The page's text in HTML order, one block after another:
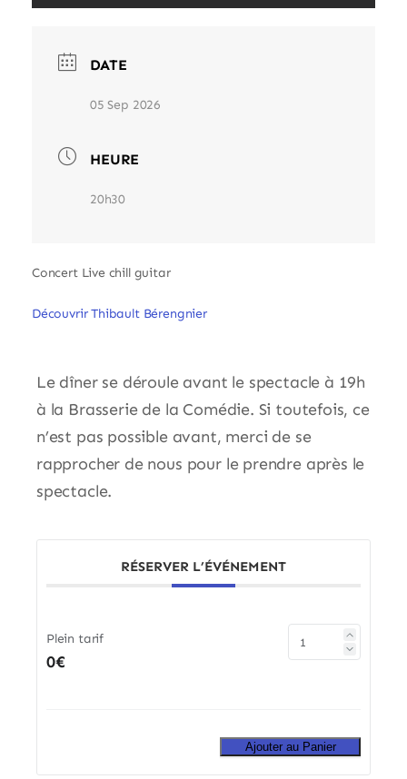
DATE
05 Sep 2026
HEURE
20h30
Concert Live chill guitar
Découvrir Thibault Bérengnier
Le dîner se déroule avant le spectacle à 19h
à la Brasserie de la Comédie. Si toutefois, ce
n’est pas possible avant, merci de se
rapprocher de nous pour le prendre après le
spectacle.
RÉSERVER L’ÉVÉNEMENT
Plein tarif
0€
Ajouter au Panier